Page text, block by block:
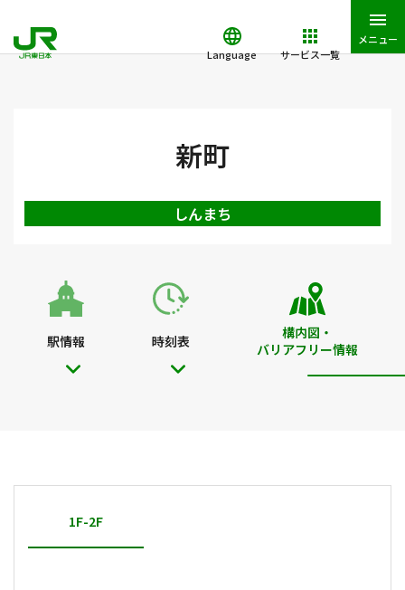
Language サービス一覧
メニュー
新町
しんまち
駅情報 時刻表
構内図・
バリアフリー情報
1F-2F